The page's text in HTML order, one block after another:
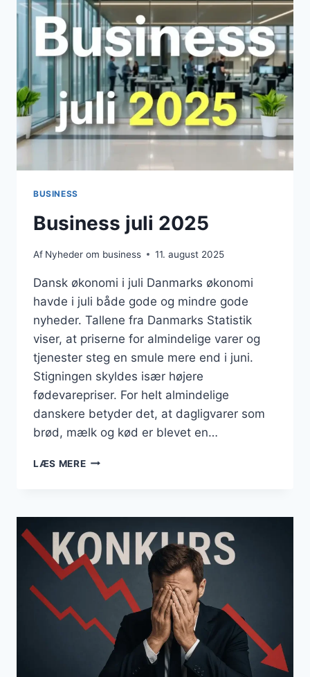
BUSINESS
Business juli 2025
Af Nyheder om business 11. august 2025
Dansk økonomi i juli Danmarks økonomi
havde i juli både gode og mindre gode
nyheder. Tallene fra Danmarks Statistik
viser, at priserne for almindelige varer og
tjenester steg en smule mere end i juni.
Stigningen skyldes især højere
fødevarepriser. For helt almindelige
danskere betyder det, at dagligvarer som
brød, mælk og kød er blevet en…
LÆS MEREBUSINESS